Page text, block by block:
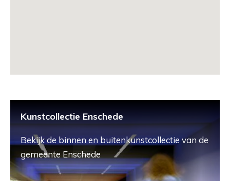
Kunstcollectie Enschede
Bekijk de binnen en buitenkunstcollectie van de
gemeente Enschede